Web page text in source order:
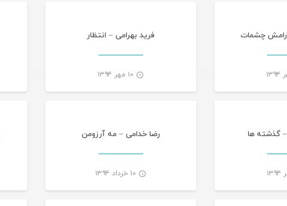
چشمات فرید بهرامی – انتظار
۱۰ مهر ۱۳۹۴ تازه های هرمزگانی
گذشته ها
تازه های هرمزگانی
رضا خدامی – مه آرزومن
۱۰ خرداد ۱۳۹۴ تازه های هرمزگانی تازه های هرمزگانی